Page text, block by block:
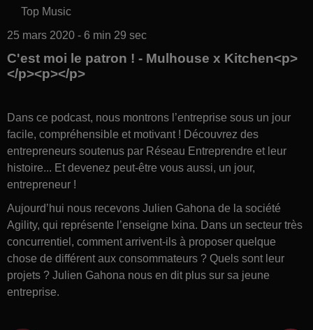
Top Music
25 mars 2020 - 6 min 29 sec
C'est moi le patron ! - Mulhouse x Kitchen<p>
</p><p></p>
Dans ce podcast, nous montrons l’entreprise sous un jour
facile, compréhensible et motivant ! Découvrez des
entrepreneurs soutenus par Réseau Entreprendre et leur
histoire... Et devenez peut-être vous aussi, un jour,
entrepreneur !
Aujourd’hui nous recevons Julien Gahona de la société
Agility, qui représente l’enseigne Ixina. Dans un secteur très
concurrentiel, comment arrivent-ils à proposer quelque
chose de différent aux consommateurs ? Quels sont leur
projets ? Julien Gahona nous en dit plus sur sa jeune
entreprise.